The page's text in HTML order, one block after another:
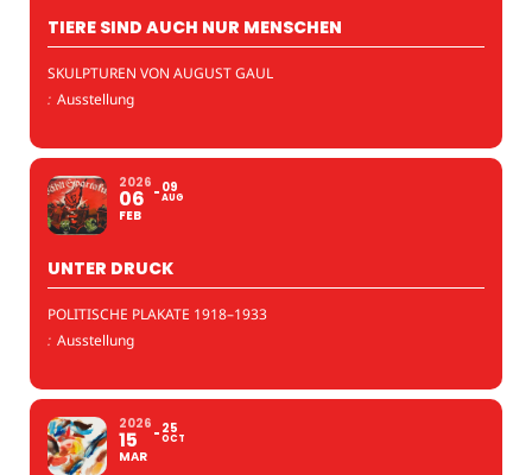
TIERE SIND AUCH NUR MENSCHEN
SKULPTUREN VON AUGUST GAUL
: Ausstellung
2026
06
FEB
09
AUG
UNTER DRUCK
POLITISCHE PLAKATE 1918–1933
: Ausstellung
2026
15
MAR
25
OCT